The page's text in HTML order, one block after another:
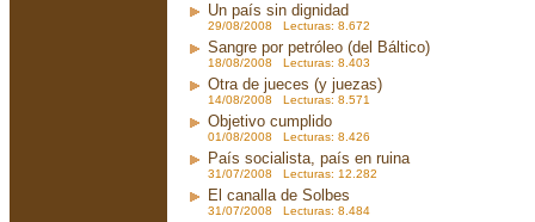
Un país sin dignidad
29/08/2008 Lecturas: 8.672
Sangre por petróleo (del Báltico)
18/08/2008 Lecturas: 8.403
Otra de jueces (y juezas)
14/08/2008 Lecturas: 8.571
Objetivo cumplido
01/08/2008 Lecturas: 8.426
País socialista, país en ruina
31/07/2008 Lecturas: 12.282
El canalla de Solbes
31/07/2008 Lecturas: 8.484